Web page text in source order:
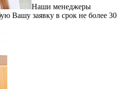
Наши менеджеры
Вашу заявку в срок не более 30